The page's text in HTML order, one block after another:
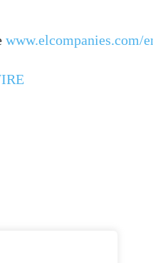
www.elcompanies.com/